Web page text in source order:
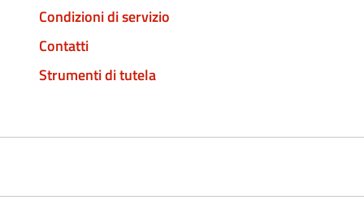
Condizioni di servizio
Contatti
Strumenti di tutela